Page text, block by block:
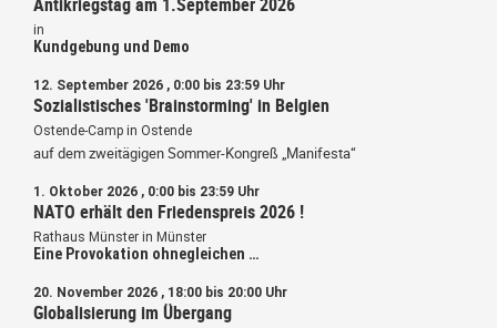
in
Kundgebung und Demo
12. September 2026 , 0:00 bis 23:59 Uhr
Sozialistisches 'Brainstorming' in Belgien
Ostende-Camp in Ostende
auf dem zweitägigen Sommer-Kongreß „Manifesta“
1. Oktober 2026 , 0:00 bis 23:59 Uhr
NATO erhält den Friedenspreis 2026 !
Rathaus Münster in Münster
Eine Provokation ohnegleichen …
20. November 2026 , 18:00 bis 20:00 Uhr
Globalisierung im Übergang